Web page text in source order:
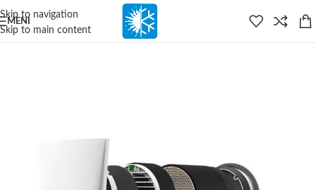
content
Skip to navigation
Skip to main content
MENI